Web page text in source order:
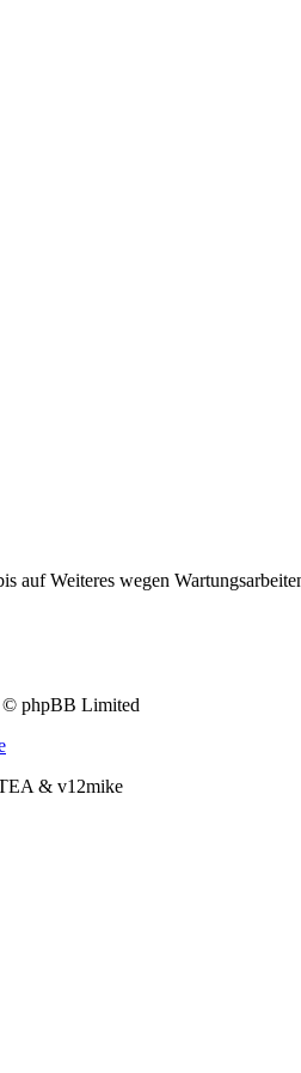
auf Weiteres wegen
phpBB Limited
& v12mike